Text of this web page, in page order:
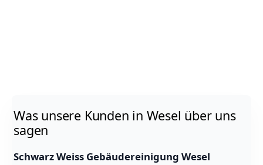
Was unsere Kunden in Wesel über uns
sagen
Schwarz Weiss Gebäudereinigung Wesel